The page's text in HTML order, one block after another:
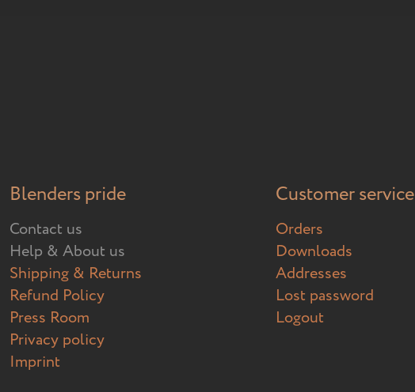
Blenders pride
Contact us
Help & About us
Shipping & Returns
Refund Policy
Press Room
Privacy policy
Imprint
Customer service
Orders
Downloads
Addresses
Lost password
Logout